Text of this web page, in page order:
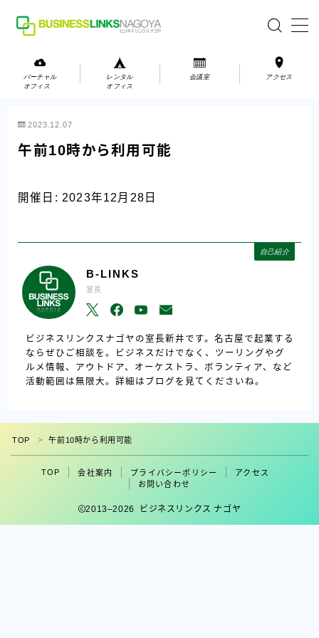
お問い合わせ
ご利用の流れ
アクセス
会社案内
フォロー
バーチャル
オフィス
レンタル
オフィス
会議室 アクセス
2023.12.07
午前10時から利用可能
開催日: 2023年12月28日
自己紹介
B-LINKS
室長
ビジネスリンクスナゴヤの室長新井です。名古屋で起業する
ならぜひご相談を。ビジネスだけでなく、ツーリングやグ
ルメ情報、アウトドア、オーケストラ、ボランティア、など
活動範囲は無限大。詳細はブログを見てくださいね。
TOP ＞ 午前10時から利用可能
TOP 会社案内 プライバシーポリシー
アクセス
お問い合わせ
2013–2026 ビジネスリンクス ナゴヤ